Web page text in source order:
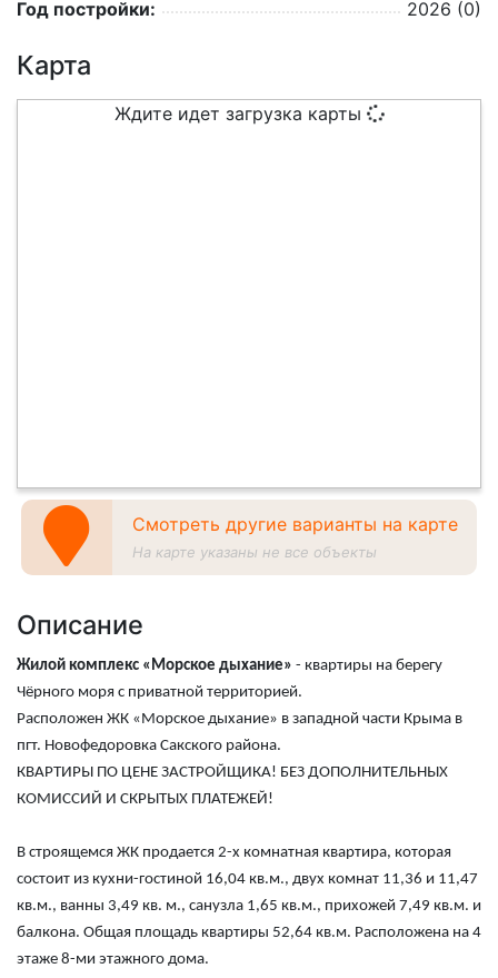
Год постройки:
2026 (0)
Карта
Ждите идет загрузка карты
Смотреть другие варианты на карте
На карте указаны не все объекты
Описание
Жилой комплекс «Морское дыхание» - квартиры на берегу
Чёрного моря с приватной территорией.
Расположен ЖК «Морское дыхание» в западной части Крыма в
пгт. Новофедоровка Сакского района.
КВАРТИРЫ ПО ЦЕНЕ ЗАСТРОЙЩИКА! БЕЗ ДОПОЛНИТЕЛЬНЫХ
КОМИССИЙ И СКРЫТЫХ ПЛАТЕЖЕЙ!
В строящемся ЖК продается 2-х комнатная квартира, которая
состоит из кухни-гостиной 16,04 кв.м., двух комнат 11,36 и 11,47
кв.м., ванны 3,49 кв. м., санузла 1,65 кв.м., прихожей 7,49 кв.м. и
балкона. Общая площадь квартиры 52,64 кв.м. Расположена на 4
этаже 8-ми этажного дома.